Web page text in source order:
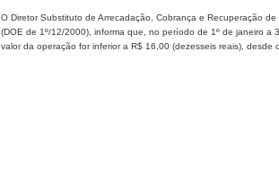
O Diretor Substituto de Arrecadação, Cobrança e Recuperação
(DOE de 1º/12/2000), informa que, no período de 1º de janeiro
valor da operação for inferior a R$ 16,00 (dezesseis reais), desde